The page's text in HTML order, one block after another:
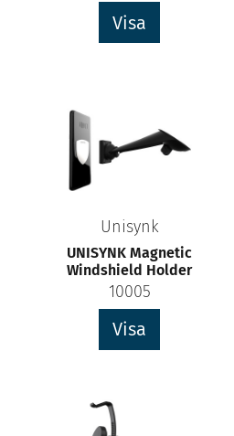
Visa
Unisynk
UNISYNK Magnetic
Windshield Holder
10005
Visa